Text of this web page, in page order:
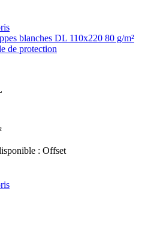
blanches DL 110x220 80 g/m²
de protection
: Offset